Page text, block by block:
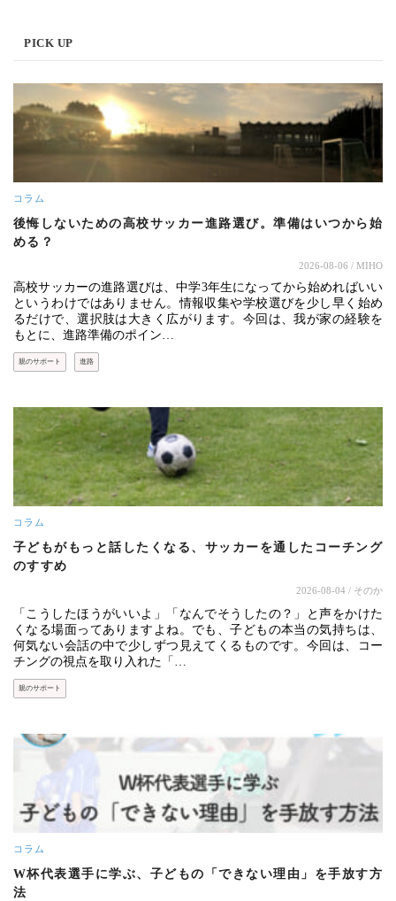
PICK UP
コラム
後悔しないための高校サッカー進路選び。準備はいつから始
める？
2026-08-06 / MIHO
高校サッカーの進路選びは、中学3年生になってから始めればいい
というわけではありません。情報収集や学校選びを少し早く始め
るだけで、選択肢は大きく広がります。今回は、我が家の経験を
もとに、進路準備のポイン…
親のサポート 進路
コラム
子どもがもっと話したくなる、サッカーを通したコーチング
のすすめ
2026-08-04 / そのか
「こうしたほうがいいよ」「なんでそうしたの？」と声をかけた
くなる場面ってありますよね。でも、子どもの本当の気持ちは、
何気ない会話の中で少しずつ見えてくるものです。今回は、コー
チングの視点を取り入れた「…
親のサポート
コラム
W杯代表選手に学ぶ、子どもの「できない理由」を手放す方
法